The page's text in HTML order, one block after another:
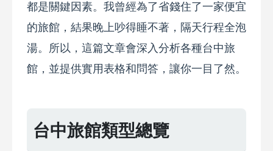
都是關鍵因素。我曾經為了省錢住了一家便宜
的旅館，結果晚上吵得睡不著，隔天行程全泡
湯。所以，這篇文章會深入分析各種台中旅
館，並提供實用表格和問答，讓你一目了然。
台中旅館類型總覽